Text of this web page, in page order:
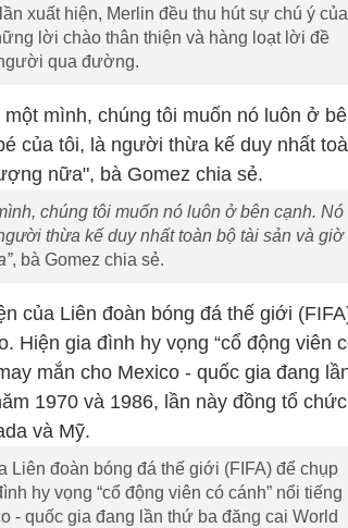
xuất hiện, Merlin đều thu hút sự chú ý của
lời chào thân thiện và hàng loạt lời đề
qua đường.
chúng tôi muốn nó luôn ở bên cạnh. Nó
thừa kế duy nhất toàn bộ tài sản và giờ
, bà Gomez chia sẻ.
Liên đoàn bóng đá thế giới (FIFA) để chụp
hy vọng “cổ động viên có cánh” nổi tiếng
- quốc gia đang lần thứ ba đăng cai World